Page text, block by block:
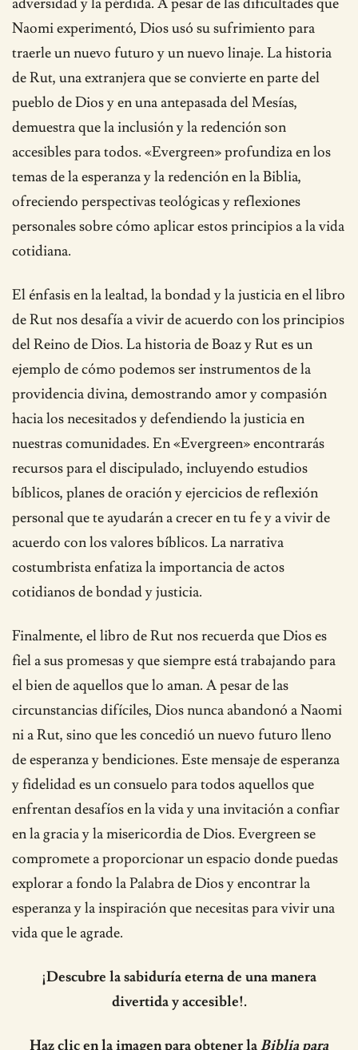
adversidad y la pérdida. A pesar de las dificultades que
Naomi experimentó, Dios usó su sufrimiento para
traerle un nuevo futuro y un nuevo linaje. La historia
de Rut, una extranjera que se convierte en parte del
pueblo de Dios y en una antepasada del Mesías,
demuestra que la inclusión y la redención son
accesibles para todos. «Evergreen» profundiza en los
temas de la esperanza y la redención en la Biblia,
ofreciendo perspectivas teológicas y reflexiones
personales sobre cómo aplicar estos principios a la vida
cotidiana.
El énfasis en la lealtad, la bondad y la justicia en el libro
de Rut nos desafía a vivir de acuerdo con los principios
del Reino de Dios. La historia de Boaz y Rut es un
ejemplo de cómo podemos ser instrumentos de la
providencia divina, demostrando amor y compasión
hacia los necesitados y defendiendo la justicia en
nuestras comunidades. En «Evergreen» encontrarás
recursos para el discipulado, incluyendo estudios
bíblicos, planes de oración y ejercicios de reflexión
personal que te ayudarán a crecer en tu fe y a vivir de
acuerdo con los valores bíblicos. La narrativa
costumbrista enfatiza la importancia de actos
cotidianos de bondad y justicia.
Finalmente, el libro de Rut nos recuerda que Dios es
fiel a sus promesas y que siempre está trabajando para
el bien de aquellos que lo aman. A pesar de las
circunstancias difíciles, Dios nunca abandonó a Naomi
ni a Rut, sino que les concedió un nuevo futuro lleno
de esperanza y bendiciones. Este mensaje de esperanza
y fidelidad es un consuelo para todos aquellos que
enfrentan desafíos en la vida y una invitación a confiar
en la gracia y la misericordia de Dios. Evergreen se
compromete a proporcionar un espacio donde puedas
explorar a fondo la Palabra de Dios y encontrar la
esperanza y la inspiración que necesitas para vivir una
vida que le agrade.
¡Descubre la sabiduría eterna de una manera
divertida y accesible!.
Haz clic en la imagen para obtener laBiblia para